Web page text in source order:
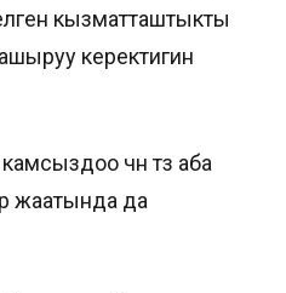
кызматташтыкты
ашыруу керектигин
үчүн түз аба
жаатында да